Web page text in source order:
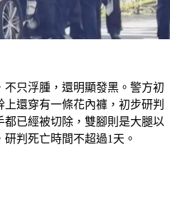
只浮腫，還明顯發黑。警方初
還穿有一條花內褲，初步研判
已經被切除，雙腳則是大腿以
判死亡時間不超過1天。